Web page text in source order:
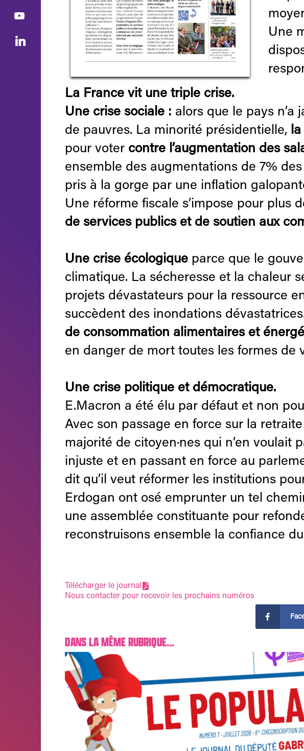
Une
La France vit une triple crise.
Une crise sociale : alors que le pays n’a
de pauvres. La minorité présidentielle,
pour voter contre l’augmentation des
ensemble des augmentations de 7%
pris à la gorge par une inflation
Une réforme fiscale s’impose pour plus
de services publics et de soutien aux
Une crise écologique parce que le
climatique. La sécheresse et la chaleur
projets dévastateurs pour la ressource
succèdent des inondations
de consommation alimentaires et
en danger de mort toutes les formes de
Une crise politique et démocratique.
E.Macron a été élu par défaut et non
Avec son passage en force sur la
majorité de citoyen·nes qui n’en voulait
injuste et en passant en force au
dit qu’il veut réformer les institutions
Erdogan ont osé emprunter un tel
une assemblée constituante pour
reconstruisons ensemble la confiance
Télécharger le journal
Nous contacter pour recevoir les prochains numéros
DANS LA MÊME RUBRIQUE...